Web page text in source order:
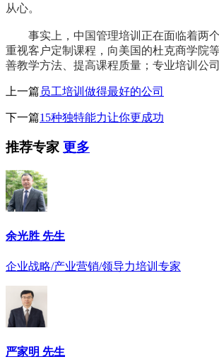
从心。
事实上，中国管理培训正在面临着两个
重视客户定制课程，向美国的杜克商学院
善教学方法、提高课程质量；专业培训公
上一篇 员工培训做得最好的公司
下一篇15种独特能力让你更成功
推荐专家 更多
余光胜 先生
企业战略/产业营销/领导力培训专家
严家明 先生